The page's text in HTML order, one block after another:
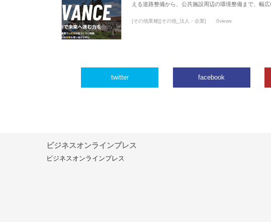
える道路整備から、公共施設周辺の環境整備まで、幅
[その他業種][その他_法人・企業] 0views
twitter facebook
ビジネスオンラインプレス
ビジネスオンラインプレス